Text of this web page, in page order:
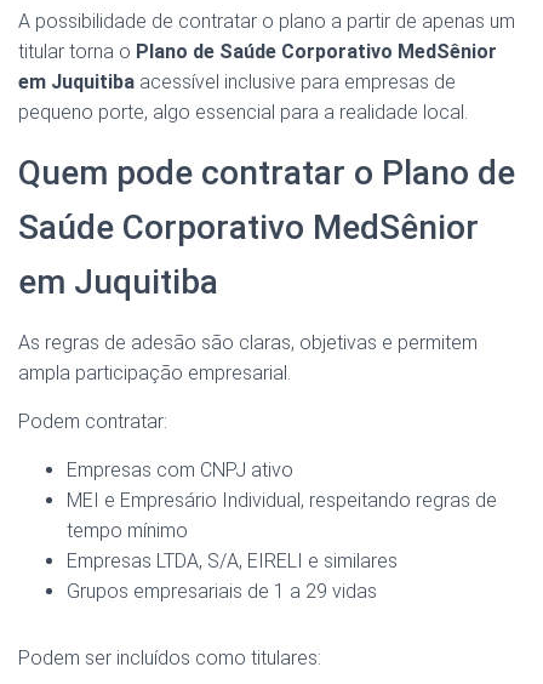
A possibilidade de contratar o plano a partir de apenas um
titular torna o Plano de Saúde Corporativo MedSênior
em Juquitiba acessível inclusive para empresas de
pequeno porte, algo essencial para a realidade local.
Quem pode contratar o Plano de
Saúde Corporativo MedSênior
em Juquitiba
As regras de adesão são claras, objetivas e permitem
ampla participação empresarial.
Podem contratar:
Empresas com CNPJ ativo
MEI e Empresário Individual, respeitando regras de
tempo mínimo
Empresas LTDA, S/A, EIRELI e similares
Grupos empresariais de 1 a 29 vidas
Podem ser incluídos como titulares: